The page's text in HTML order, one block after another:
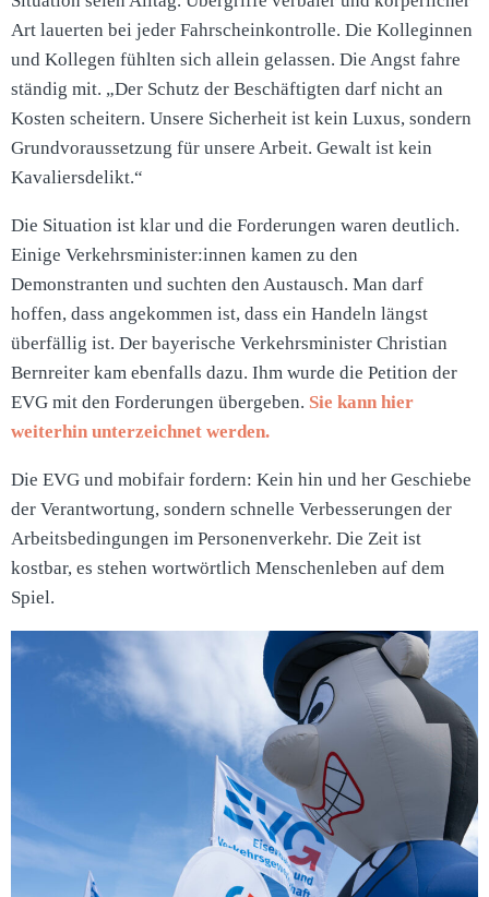
Art lauerten bei jeder Fahrscheinkontrolle. Die Kolleginnen
und Kollegen fühlten sich allein gelassen. Die Angst fahre
ständig mit. „Der Schutz der Beschäftigten darf nicht an
Kosten scheitern. Unsere Sicherheit ist kein Luxus, sondern
Grundvoraussetzung für unsere Arbeit. Gewalt ist kein
Kavaliersdelikt.“
Die Situation ist klar und die Forderungen waren deutlich.
Einige Verkehrsminister:innen kamen zu den
Demonstranten und suchten den Austausch. Man darf
hoffen, dass angekommen ist, dass ein Handeln längst
überfällig ist. Der bayerische Verkehrsminister Christian
Bernreiter kam ebenfalls dazu. Ihm wurde die Petition der
EVG mit den Forderungen übergeben. Sie kann hier
weiterhin unterzeichnet werden.
Die EVG und mobifair fordern: Kein hin und her Geschiebe
der Verantwortung, sondern schnelle Verbesserungen der
Arbeitsbedingungen im Personenverkehr. Die Zeit ist
kostbar, es stehen wortwörtlich Menschenleben auf dem
Spiel.